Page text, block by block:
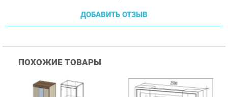
Гостиная Стиль
Атлантида-2 Венге-дуб
Гостиная Витра
Симфония 7.10